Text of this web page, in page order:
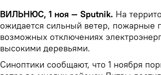
ВИЛЬНЮС, 1 ноя — Sputnik. На
ожидается сильный ветер, пожарные
возможных отключениях
высокими деревьями.
Синоптики сообщают, что 1 ноября